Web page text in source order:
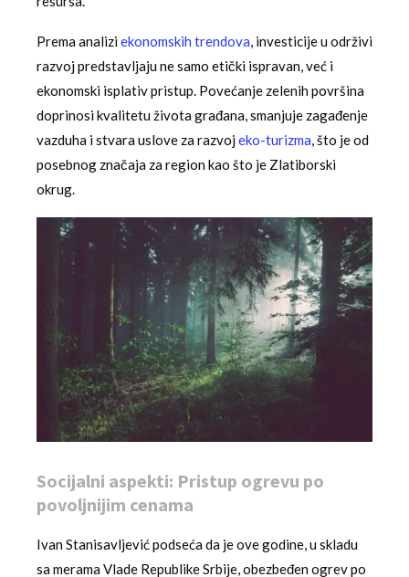
Prema analiziekonomskih trendova, investicije u održivi
razvoj predstavljaju ne samo etički ispravan, već i
ekonomski isplativ pristup. Povećanje zelenih površina
doprinosi kvalitetu života građana, smanjuje zagađenje
vazduha i stvara uslove za razvojeko-turizma, što je od
posebnog značaja za region kao što je Zlatiborski
okrug.
Socijalni aspekti: Pristup ogrevu po
povoljnijim cenama
Ivan Stanisavljević podseća da je ove godine, u skladu
sa merama Vlade Republike Srbije, obezbeđen ogrev po